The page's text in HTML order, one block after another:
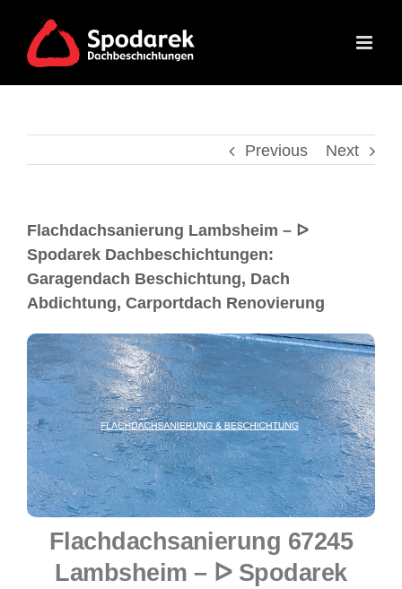
Previous Next
Flachdachsanierung Lambsheim – ᐅ
Spodarek Dachbeschichtungen:
Garagendach Beschichtung, Dach
Abdichtung, Carportdach Renovierung
Flachdachsanierung 67245
Lambsheim – ᐅ Spodarek